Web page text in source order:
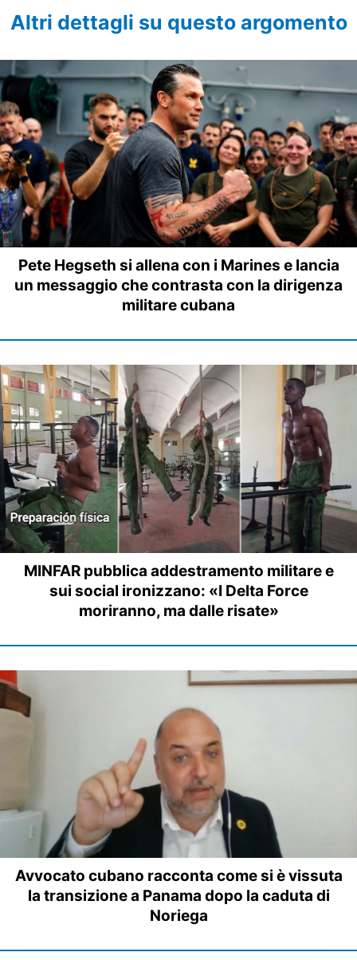
Altri dettagli su questo argomento
Pete Hegseth si allena con i Marines e lancia
un messaggio che contrasta con la dirigenza
militare cubana
MINFAR pubblica addestramento militare e
sui social ironizzano: «I Delta Force
moriranno, ma dalle risate»
Avvocato cubano racconta come si è vissuta
la transizione a Panama dopo la caduta di
Noriega